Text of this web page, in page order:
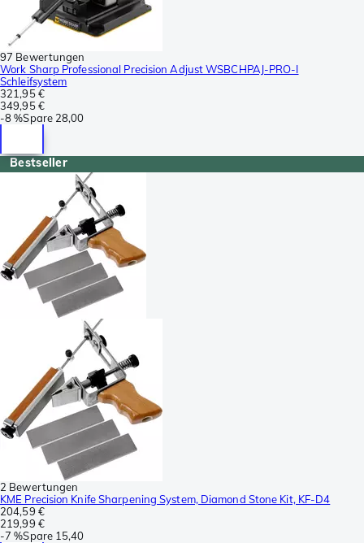
97 Bewertungen
Work Sharp Professional Precision Adjust WSBCHPAJ-PRO-I
Schleifsystem
321,95 €
349,95 €
-8 %Spare 28,00
Bestseller
2 Bewertungen
KME Precision Knife Sharpening System, Diamond Stone Kit, KF-D4
204,59 €
219,99 €
-7 %Spare 15,40